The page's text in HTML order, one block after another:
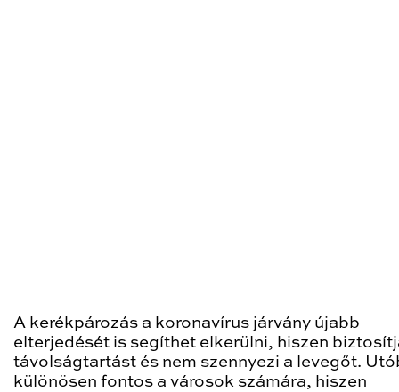
A kerékpározás a koronavírus járvány újabb
elterjedését is segíthet elkerülni, hiszen
távolságtartást és nem szennyezi a levegőt.
különösen fontos a városok számára, hiszen